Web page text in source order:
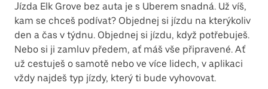
Jízda Elk Grove bez auta je s Uberem snadná. Už víš,
kam se chceš podívat? Objednej si jízdu na kterýkoliv
den a čas v týdnu. Objednej si jízdu, když potřebuješ.
Nebo si ji zamluv předem, ať máš vše připravené. Ať
už cestuješ o samotě nebo ve více lidech, v aplikaci
vždy najdeš typ jízdy, který ti bude vyhovovat.